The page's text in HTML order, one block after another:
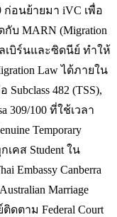
ก่อนย้ายมา iVC เพื่อ
บ MARN (Migration
ลเบิร์นและซิดนีย์ ทำให้
Law ได้ภายใน
482 (TSS),
309/100 ที่ใช้เวลา
Temporary
เคส Student ใน
Embassy Canberra
Marriage
ติดตาม Federal Court